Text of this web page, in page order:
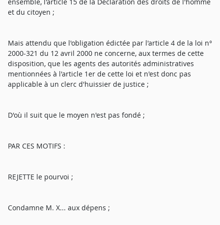
et du citoyen ;
Mais attendu que l'obligation édictée par l'article 4 de la loi n°
2000-321 du 12 avril 2000 ne concerne, aux termes de cette
disposition, que les agents des autorités administratives
mentionnées à l'article 1er de cette loi et n'est donc pas
applicable à un clerc d'huissier de justice ;
D'où il suit que le moyen n'est pas fondé ;
PAR CES MOTIFS :
REJETTE le pourvoi ;
Condamne M. X... aux dépens ;